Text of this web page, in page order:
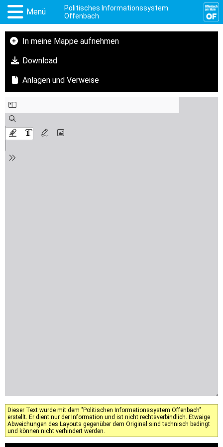
Menü
Politisches Informationssystem
Offenbach
In meine Mappe aufnehmen
Download
Anlagen und Verweise
Dieser Text wurde mit dem "Politischen Informationssystem Offenbach"
erstellt. Er dient nur der Information und ist nicht rechtsverbindlich. Etwaige
Abweichungen des Layouts gegenüber dem Original sind technisch bedingt
und können nicht verhindert werden.